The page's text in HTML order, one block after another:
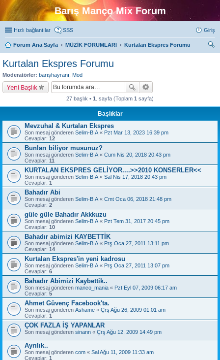
Barış Manço Mix Forum
Hızlı bağlantılar SSS Giriş
Forum Ana Sayfa MÜZİK FORUMLARI
Kurtalan Ekspres Forumu
Kurtalan Ekspres Forumu
Moderatörler: barışhayranı Mod
Yeni Başlık
27 başlık • 1 . sayfa (Toplam 1 sayfa)
Başlıklar
Mevzuhal & Kurtalan Ekspres
Son mesaj gönderen Selim-B.A « Pzt Mar 13, 2023 16:39 pm
Cevaplar: 12
Bunları biliyor musunuz?
Son mesaj gönderen Selim-B.A « Cum Nis 20, 2018 20:43 pm
Cevaplar: 11
KURTALAN EKSPRES GELİYOR....>>2010 KONSERLER<<
Son mesaj gönderen Selim-B.A « Sal Nis 17, 2018 20:43 pm
Cevaplar: 1
Bahadır Abi
Son mesaj gönderen Selim-B.A « Cmt Oca 06, 2018 21:48 pm
Cevaplar: 2
güle güle Bahadır Akkkuzu
Son mesaj gönderen Selim-B.A « Pzt Tem 31, 2017 20:45 pm
Cevaplar: 10
Bahadır abimizi KAYBETTİK
Son mesaj gönderen Selim-B.A « Prş Oca 27, 2011 13:11 pm
Cevaplar: 14
Kurtalan Ekspres'in yeni kadrosu
Son mesaj gönderen Selim-B.A « Prş Oca 27, 2011 13:07 pm
Cevaplar: 6
Bahadır Abimizi Kaybettik..
Son mesaj gönderen manco_mania « Pzt Eyl 07, 2009 06:17 am
Cevaplar: 5
Ahmet Güvenç Facebook'ta.
Son mesaj gönderen Ashame « Çrş Ağu 26, 2009 01:01 am
Cevaplar: 1
ÇOK FAZLA İŞ YAPANLAR
Son mesaj gönderen sinann « Çrş Ağu 12, 2009 14:49 pm
Ayrılık..
Son mesaj gönderen com « Sal Ağu 11, 2009 11:33 am
Cevaplar: 1